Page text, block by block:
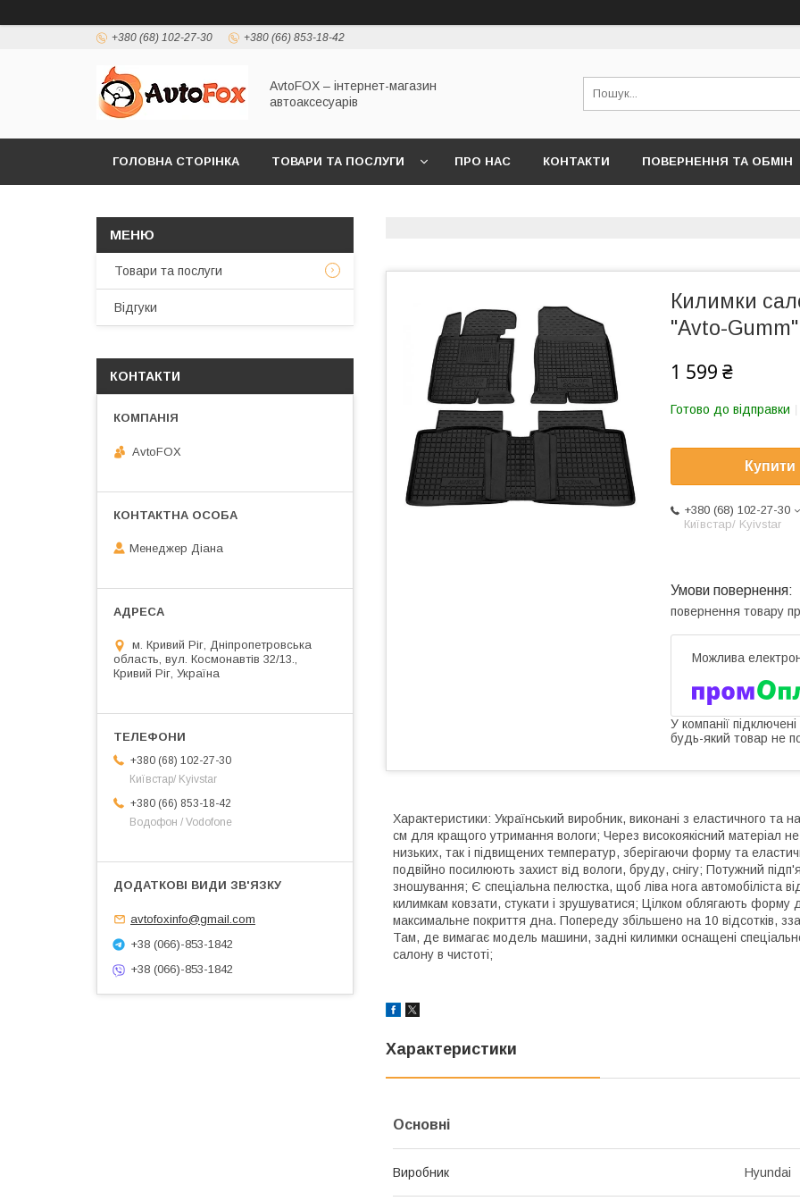
+380 (68) 102-27-30 +380 (66) 853-18-42
AvtoFOX – інтернет-магазин
автоаксесуарів
ГОЛОВНА СТОРІНКА ТОВАРИ ТА ПОСЛУГИ ПРО НАС КОНТАКТИ ПОВЕРНЕННЯ ТА ОБМІН
Килимки
"Avto-
1 599 ₴
Готово до відправки
Купити
+380 (68) 102-27-30
Київстар/ Kyivstar
повернення товару
У компанії
будь-який товар не
Характеристики: Український виробник, виконані з еластичного та
см для кращого утримання вологи; Через високоякісний матеріал не
низьких, так і підвищених температур, зберігаючи форму та
подвійно посилюють захист від вологи, бруду, снігу; Потужний
зношування; Є спеціальна пелюстка, щоб ліва нога автомобіліста
килимкам ковзати, стукати і зрушуватися; Цілком облягають
максимальне покриття дна. Попереду збільшено на 10 відсотків,
Там, де вимагає модель машини, задні килимки оснащені
салону в чистоті;
Характеристики
Основні
Виробник Hyundai
Товари та послуги
Відгуки
КОНТАКТИ
AvtoFOX
Менеджер Діана
м. Кривий Ріг, Дніпропетровська
область, вул. Космонавтів 32/13.,
Кривий Ріг, Україна
+380 (68) 102-27-30
Київстар/ Kyivstar
+380 (66) 853-18-42
Водофон / Vodofone
avtofoxinfo@gmail.com
+38 (066)-853-1842
+38 (066)-853-1842